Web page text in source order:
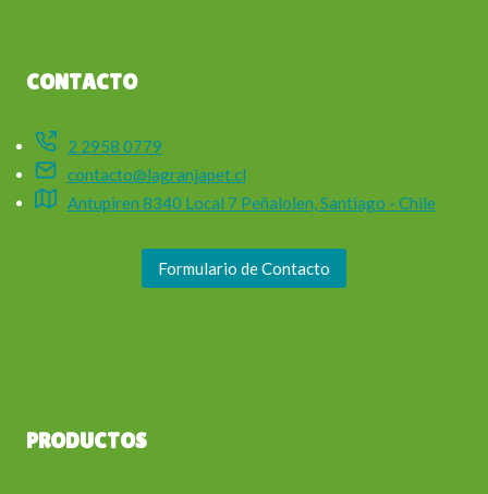
CONTACTO
2 2958 0779
contacto@lagranjapet.cl
Antupiren 8340 Local 7 Peñalolen, Santiago - Chile
Formulario de Contacto
PRODUCTOS